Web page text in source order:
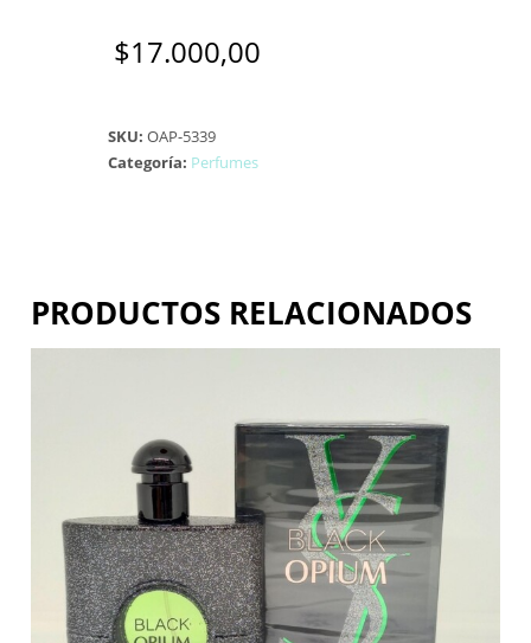
$17.000,00
SKU:OAP-5339
Categoría: Perfumes
PRODUCTOS RELACIONADOS